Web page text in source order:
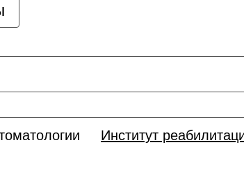
Институт